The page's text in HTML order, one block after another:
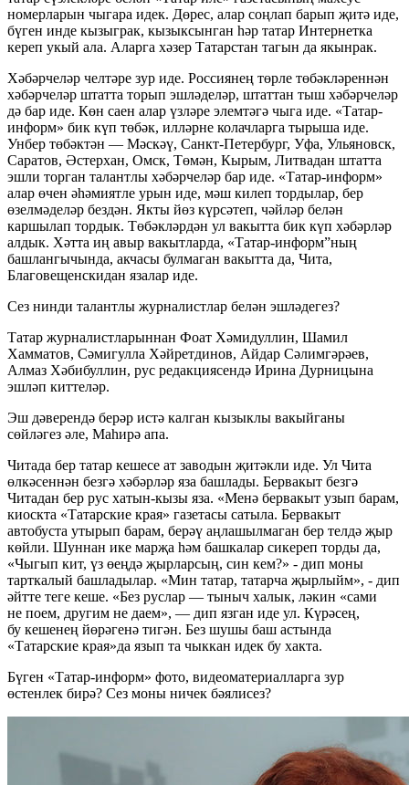
номерларын чыгара идек. Дөрес, алар соңлап барып җитә иде,
бүген инде кызыграк, кызыксынган һәр татар Интернетка
кереп укый ала. Аларга хәзер Татарстан тагын да якынрак.
Хәбәрчеләр челтәре зур иде. Россиянең төрле төбәкләреннән
хәбәрчеләр штатта торып эшләделәр, штаттан тыш хәбәрчеләр
дә бар иде. Көн саен алар үзләре элемтәгә чыга иде. «Татар-
информ» бик күп төбәк, илләрне колачларга тырыша иде.
Унбер төбәктән — Мәскәү, Санкт-Петербург, Уфа, Ульяновск,
Саратов, Әстерхан, Омск, Төмән, Кырым, Литвадан штатта
эшли торган талантлы хәбәрчеләр бар иде. «Татар-информ»
алар өчен әһәмиятле урын иде, мәш килеп тордылар, бер
өзелмәделәр бездән. Якты йөз күрсәтеп, чәйләр белән
каршылап тордык. Төбәкләрдән ул вакытта бик күп хәбәрләр
алдык. Хәтта иң авыр вакытларда, «Татар-информ”ның
башлангычында, акчасы булмаган вакытта да, Чита,
Благовещенскидан язалар иде.
Сез нинди талантлы журналистлар белән эшләдегез?
Татар журналистларыннан Фоат Хәмидуллин, Шамил
Хамматов, Сәмигулла Хәйретдинов, Айдар Сәлимгәрәев,
Алмаз Хәбибуллин, рус редакциясендә Ирина Дурницына
эшләп киттеләр.
Эш дәверендә берәр истә калган кызыклы вакыйганы
сөйләгез әле, Маһирә апа.
Читада бер татар кешесе ат заводын җитәкли иде. Ул Чита
өлкәсеннән безгә хәбәрләр яза башлады. Бервакыт безгә
Читадан бер рус хатын-кызы яза. «Менә бервакыт узып барам,
киоскта «Татарские края» газетасы сатыла. Бервакыт
автобуста утырып барам, берәү аңлашылмаган бер телдә җыр
көйли. Шуннан ике марҗа һәм башкалар сикереп торды да,
«Чыгып кит, үз өеңдә җырларсың, син кем?» - дип моны
тарткалый башладылар. «Мин татар, татарча җырлыйм», - дип
әйтте теге кеше. «Без руслар — тыныч халык, ләкин «сами
не поем, другим не даем», — дип язган иде ул. Күрәсең,
бу кешенең йөрәгенә тигән. Без шушы баш астында
«Татарские края»да язып та чыккан идек бу хакта.
Бүген «Татар-информ» фото, видеоматериалларга зур
өстенлек бирә? Сез моны ничек бәялисез?